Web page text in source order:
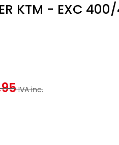
KTM - EXC
IVA inc.